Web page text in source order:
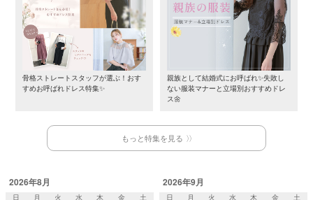
骨格ストレートスタッフが選ぶ！おす
すめお呼ばれドレス特集✨
親族として結婚式にお呼ばれ✨失敗し
ない服装マナーと立場別おすすめドレ
ス🌼
もっと特集を見る
2026年8月
日 月 火 水 木 金
土
2026年9月
日 月 火 水 木 金
土